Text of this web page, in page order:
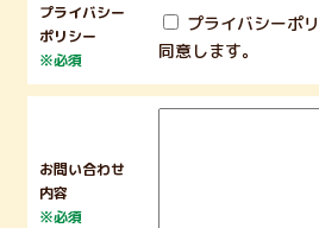
プライバシー
ポリシー
※必須
プライバシーポ
同意します。
お問い合わせ
内容
※必須